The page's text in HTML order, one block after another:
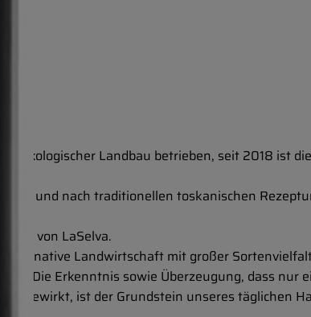
ökologischer Landbau betrieben, seit 2018 ist
und nach traditionellen toskanischen
von LaSelva.
alternative Landwirtschaft mit großer
Die Erkenntnis sowie Überzeugung, dass nur
bewirkt, ist der Grundstein unseres täglichen